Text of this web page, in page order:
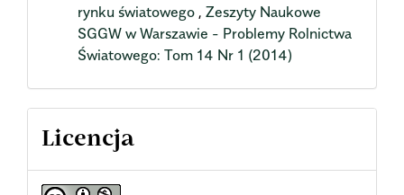
rynku światowego , Zeszyty Naukowe
SGGW w Warszawie - Problemy Rolnictwa
Światowego: Tom 14 Nr 1 (2014)
Licencja